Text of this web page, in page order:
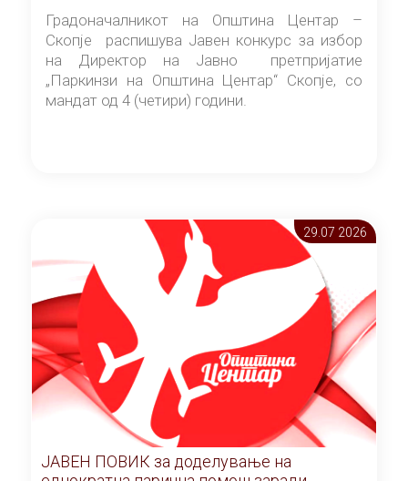
Градоначалникот на Општина Центар –
Скопје распишува Јавен конкурс за избор
на Директор на Јавно претпријатие
„Паркинзи на Општина Центар“ Скопје, со
мандат од 4 (четири) години.
29.07 2026
ЈАВЕН ПОВИК за доделување на